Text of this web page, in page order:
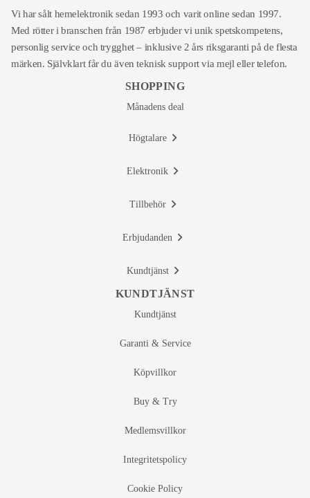
Vi har sålt hemelektronik sedan 1993 och varit online sedan 1997.
Med rötter i branschen från 1987 erbjuder vi unik spetskompetens,
personlig service och trygghet – inklusive 2 års riksgaranti på de flesta
märken. Självklart får du även teknisk support via mejl eller telefon.
SHOPPING
Månadens deal
Högtalare
Elektronik
Tillbehör
Erbjudanden
Kundtjänst
KUNDTJÄNST
Kundtjänst
Garanti & Service
Köpvillkor
Buy & Try
Medlemsvillkor
Integritetspolicy
Cookie Policy